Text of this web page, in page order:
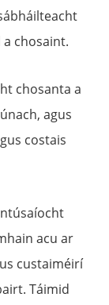
chosaint.
chosanta a
agus
costais
acu ar
custaiméirí
Táimid